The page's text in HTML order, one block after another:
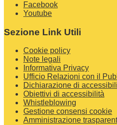
Facebook
Youtube
Sezione Link Utili
Cookie policy
Note legali
Informativa Privacy
Ufficio Relazioni con il
Dichiarazione di
Obiettivi di accessibilità
Whistleblowing
Gestione consensi cookie
Amministrazione